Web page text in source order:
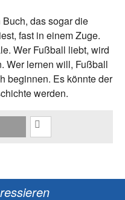
das sogar die
fast in einem Zuge.
Wer Fußball liebt, wird
Wer lernen will, Fußball
beginnen. Es könnte der
werden.